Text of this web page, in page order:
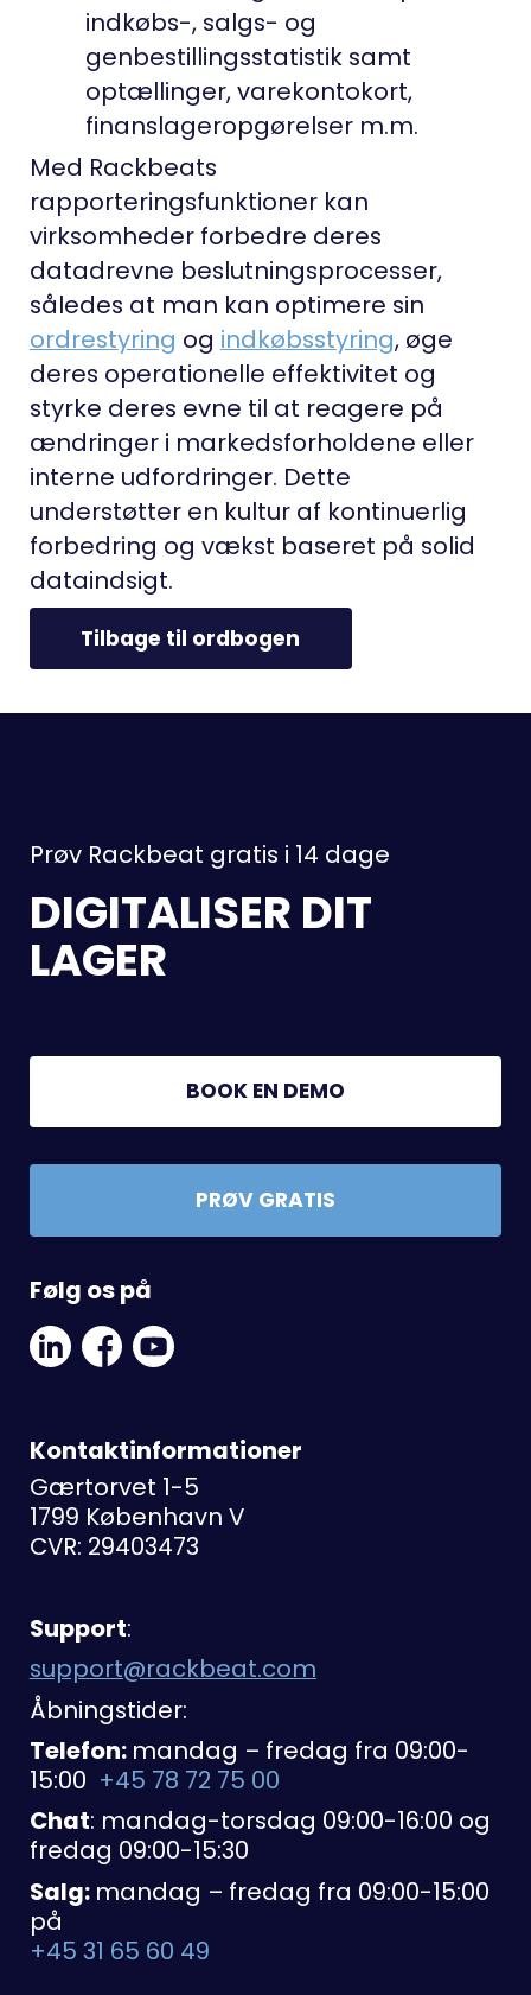
indkøbs-, salgs- og
genbestillingsstatistik samt
optællinger, varekontokort,
finanslageropgørelser m.m.
Med Rackbeats
rapporteringsfunktioner kan
virksomheder forbedre deres
datadrevne beslutningsprocesser,
således at man kan optimere sin
ordrestyring og indkøbsstyring, øge
deres operationelle effektivitet og
styrke deres evne til at reagere på
ændringer i markedsforholdene eller
interne udfordringer. Dette
understøtter en kultur af kontinuerlig
forbedring og vækst baseret på solid
dataindsigt.
Tilbage til ordbogen
Prøv Rackbeat gratis i 14 dage
DIGITALISER DIT
LAGER
BOOK EN DEMO
PRØV GRATIS
Følg os på
Linkedin
Social
Link
Facebook
Social
Link
Youtube
Link
Kontaktinformationer
Gærtorvet 1-5
1799 København V
CVR: 29403473
Support:
support@rackbeat.com
Åbningstider:
Telefon: mandag – fredag fra 09:00-
15:00 +45 78 72 75 00
Chat: mandag-torsdag 09:00-16:00 og
fredag 09:00-15:30
Salg: mandag – fredag fra 09:00-15:00
på
+45 31 65 60 49